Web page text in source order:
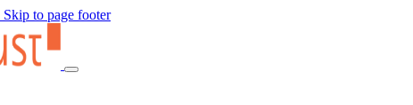
Skip to page footer